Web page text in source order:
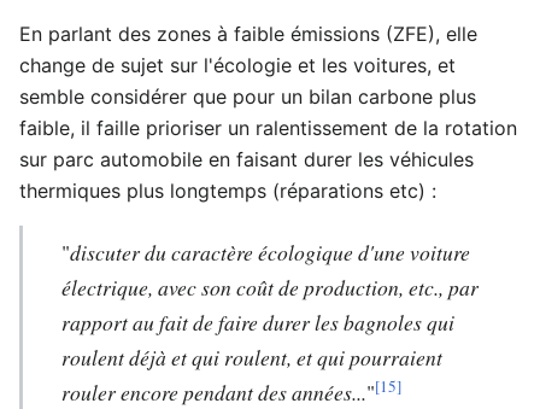
En parlant des zones à faible émissions (ZFE), elle
change de sujet sur l'écologie et les voitures, et
semble considérer que pour un bilan carbone plus
faible, il faille prioriser un ralentissement de la rotation
sur parc automobile en faisant durer les véhicules
thermiques plus longtemps (réparations etc) :
"discuter du caractère écologique d'une voiture
électrique, avec son coût de production, etc., par
rapport au fait de faire durer les bagnoles qui
roulent déjà et qui roulent, et qui pourraient
rouler encore pendant des années..."[15]